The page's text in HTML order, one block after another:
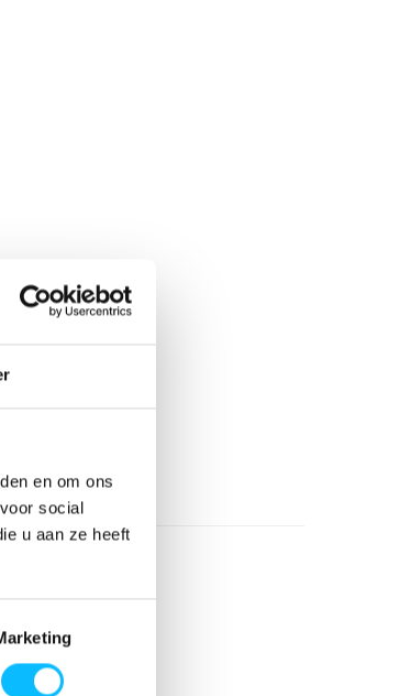
en om ons
social
u aan ze heeft
€ 48,93excl BTW